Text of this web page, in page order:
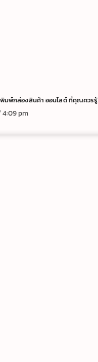
มพ์กล่องสินค้า ออนไลด์ ที่คุณควรรู้
4:09 pm